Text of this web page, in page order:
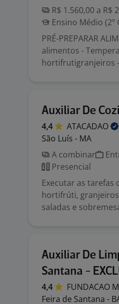
R$ 1.560,00 a R$
Ensino Médio (2º
PRÉ-PREPARAR
alimentos -
hortifrutigranjeiros
Auxiliar De
4,4
ATACADAO
São Luís - MA
A combinar
Presencial
Executar as
hortifrúti,
saladas e
Auxiliar De
Santana -
4,4 FUNDACAO
Feira de Santana -